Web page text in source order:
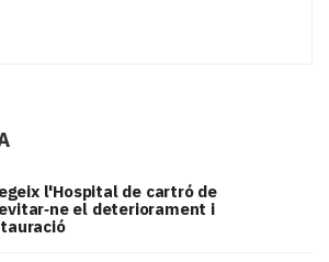
l'Hospital de cartró de
el deteriorament i